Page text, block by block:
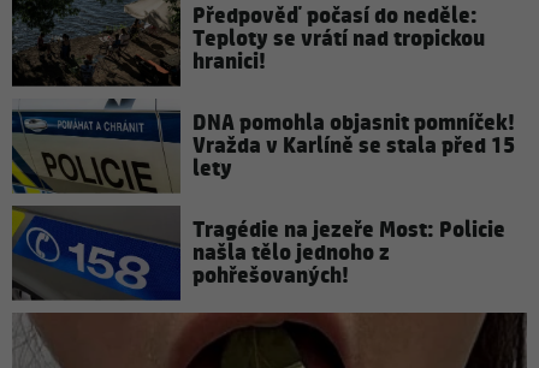
Předpověď počasí do neděle:
Teploty se vrátí nad tropickou
hranici!
DNA pomohla objasnit pomníček!
Vražda v Karlíně se stala před 15
lety
Tragédie na jezeře Most: Policie
našla tělo jednoho z
pohřešovaných!